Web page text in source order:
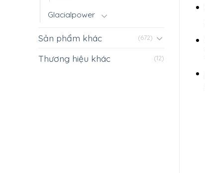
Glacialpower
Sản phẩm khác (672)
Thương hiệu khác (12)